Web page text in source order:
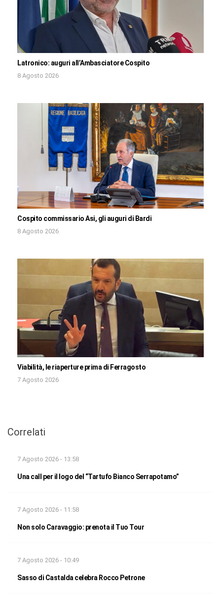
Latronico: auguri all’Ambasciatore Cospito
8 Agosto 2026
Cospito commissario Asi, gli auguri di Bardi
8 Agosto 2026
Viabilità, le riaperture prima di Ferragosto
7 Agosto 2026
Correlati
7 Agosto 2026 - 13:58
Una call per il logo del “Tartufo Bianco Serrapotamo”
7 Agosto 2026 - 11:58
Non solo Caravaggio: prenota il Tuo Tour
7 Agosto 2026 - 10:49
Sasso di Castalda celebra Rocco Petrone